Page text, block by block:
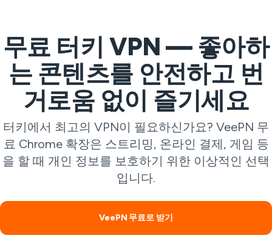
무료 터키 VPN — 좋아하
는 콘텐츠를 안전하고 번
거로움 없이 즐기세요
터키에서 최고의 VPN이 필요하신가요? VeePN 무
료 Chrome 확장은 스트리밍, 온라인 결제, 게임 등
을 할 때 개인 정보를 보호하기 위한 이상적인 선택
입니다.
VeePN 무료로 받기